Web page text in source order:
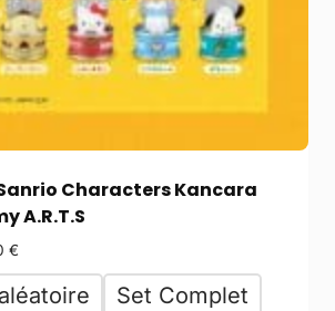
Characters Kancara
A.R.T.S
€
Set Complet